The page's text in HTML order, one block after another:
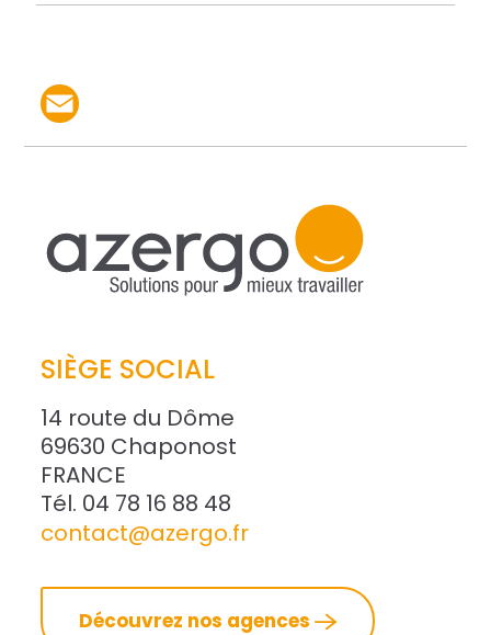
Partager le produit par
SIÈGE SOCIAL
14 route du Dôme
69630 Chaponost
FRANCE
Tél. 04 78 16 88 48
contact@azergo.fr
Découvrez nos agences